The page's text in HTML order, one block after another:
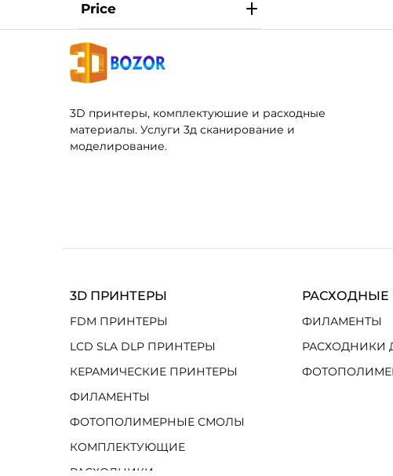
Price
3D принтеры, комплектуюшие и расходные
материалы. Услуги 3д сканирование и
моделирование.
3D ПРИНТЕРЫ
FDM ПРИНТЕРЫ
LCD SLA DLP ПРИНТЕРЫ
КЕРАМИЧЕСКИЕ ПРИНТЕРЫ
ФИЛАМЕНТЫ
ФОТОПОЛИМЕРНЫЕ СМОЛЫ
КОМПЛЕКТУЮЩИЕ
РАСХОДНИКИ
РАСХОДНЫЕ
ФИЛАМЕНТЫ
РАСХОДНИКИ